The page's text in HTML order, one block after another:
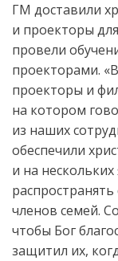
ГМ доставили
и проекторы
провели
проекторами.
проекторы и
на котором
из наших
обеспечили
и на
членов семей.
чтобы Бог
защитил их,